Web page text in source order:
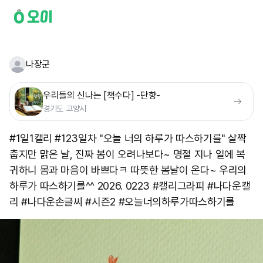
나장군
우리들의 신나는 [책수다] -단향-
경기도 고양시
#1일1캘리 #123일차 "오늘 너의 하루가 따스하기를" 살짝
춥지만 맑은 날, 진짜 봄이 오려나보다~ 명절 지나 일에 복
귀하니 몸과 마음이 바쁘다ㅋ 따뜻한 봄날이 온다~ 우리의
하루가 따스하기를^^ 2026. 0223 #캘리그라피 #나다운캘
리 #나다운손글씨 #시즌2 #오늘너의하루가따스하기를